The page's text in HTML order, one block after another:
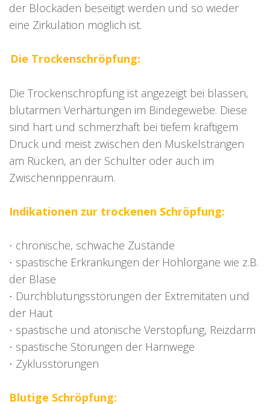
der Blockaden beseitigt werden und so wieder
eine Zirkulation möglich ist.
Die Trockenschröpfung:
Die Trockenschröpfung ist angezeigt bei blassen,
blutarmen Verhärtungen im Bindegewebe. Diese
sind hart und schmerzhaft bei tiefem kräftigem
Druck und meist zwischen den Muskelsträngen
am Rücken, an der Schulter oder auch im
Zwischenrippenraum.
Indikationen zur trockenen Schröpfung:
⋅ chronische, schwache Zustände
⋅ spastische Erkrankungen der Hohlorgane wie z.B.
der Blase
⋅ Durchblutungsstörungen der Extremitäten und
der Haut
⋅ spastische und atonische Verstopfung, Reizdarm
⋅ spastische Störungen der Harnwege
⋅ Zyklusstörungen
Blutige Schröpfung: